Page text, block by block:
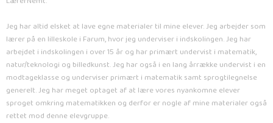
Jeg har altid elsket at lave egne materialer til mine elever. Jeg arbejder som
lærer på en lilleskole i Farum, hvor jeg underviser i indskolingen. Jeg har
arbejdet i indskolingen i over 15 år og har primært undervist i matematik,
natur/teknologi og billedkunst. Jeg har også i en lang årrække undervist i en
modtageklasse og underviser primært i matematik samt sprogtilegnelse
generelt. Jeg har meget optaget af at lære vores nyankomne elever
sproget omkring matematikken og derfor er nogle af mine materialer også
rettet mod denne elevgruppe.